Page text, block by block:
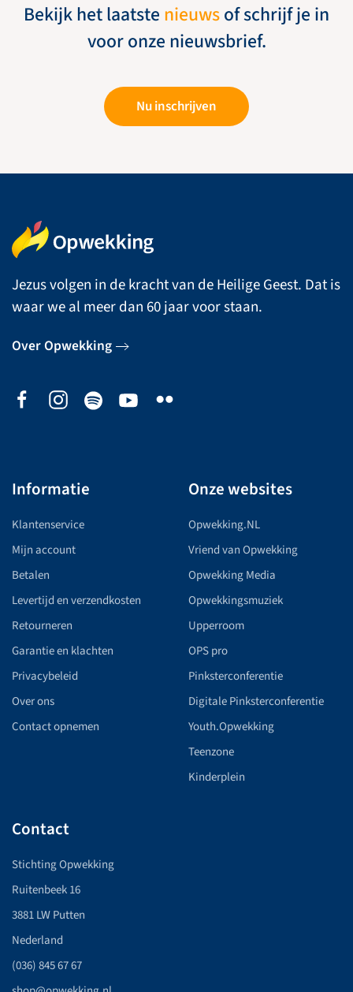
Bekijk het laatste nieuwsof schrijf je in
voor onze nieuwsbrief.
Nu inschrijven
Jezus volgen in de kracht van de Heilige Geest. Dat is
waar we al meer dan 60 jaar voor staan.
Over Opwekking
Informatie
Klantenservice
Mijn account
Betalen
Levertijd en verzendkosten
Retourneren
Garantie en klachten
Privacybeleid
Over ons
Contact opnemen
Onze websites
Opwekking.NL
Vriend van Opwekking
Opwekking Media
Opwekkingsmuziek
Upperroom
OPS pro
Pinksterconferentie
Digitale Pinksterconferentie
Youth.Opwekking
Teenzone
Kinderplein
Contact
Stichting Opwekking
Ruitenbeek 16
3881 LW Putten
Nederland
(036) 845 67 67